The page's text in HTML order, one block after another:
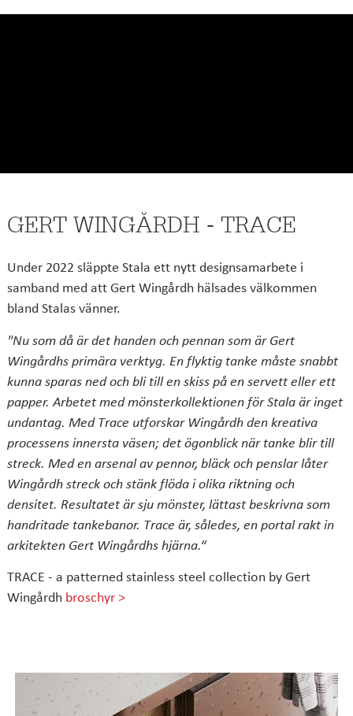
GERT WINGÅRDH - TRACE
Under 2022 släppte Stala ett nytt designsamarbete i
samband med att Gert Wingårdh hälsades välkommen
bland Stalas vänner.
"Nu som då är det handen och pennan som är Gert
Wingårdhs primära verktyg. En flyktig tanke måste snabbt
kunna sparas ned och bli till en skiss på en servett eller ett
papper. Arbetet med mönsterkollektionen för Stala är inget
undantag. Med Trace utforskar Wingårdh den kreativa
processens innersta väsen; det ögonblick när tanke blir till
streck. Med en arsenal av pennor, bläck och penslar låter
Wingårdh streck och stänk flöda i olika riktning och
densitet. Resultatet är sju mönster, lättast beskrivna som
handritade tankebanor. Trace är, således, en portal rakt in
arkitekten Gert Wingårdhs hjärna.“
TRACE - a patterned stainless steel collection by Gert
Wingårdh broschyr >